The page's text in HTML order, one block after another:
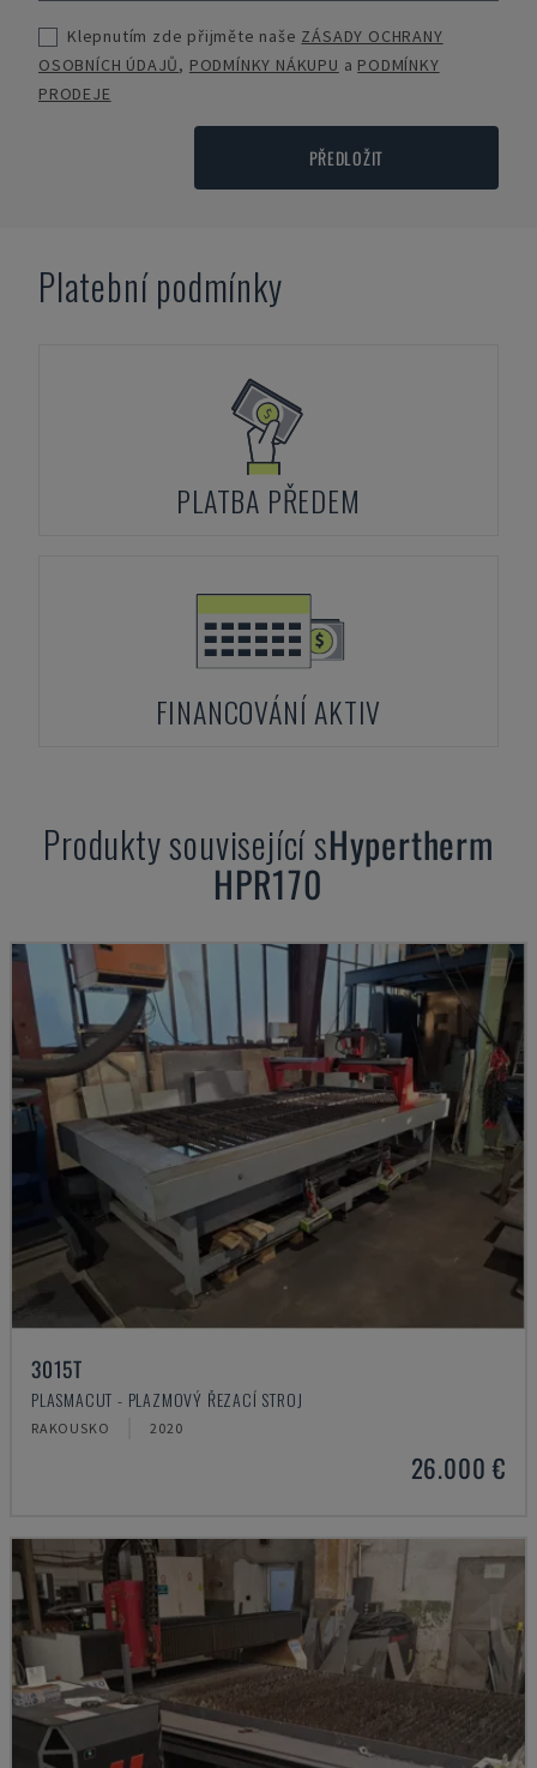
Klepnutím zde přijměte naše ZÁSADY OCHRANY
OSOBNÍCH ÚDAJŮ, PODMÍNKY NÁKUPU a PODMÍNKY
PRODEJE
PŘEDLOŽIT
Platební podmínky
PLATBA PŘEDEM
FINANCOVÁNÍ AKTIV
Produkty související sHypertherm
HPR170
3015T
PLASMACUT - PLAZMOVÝ ŘEZACÍ STROJ
RAKOUSKO 2020
26.000 €